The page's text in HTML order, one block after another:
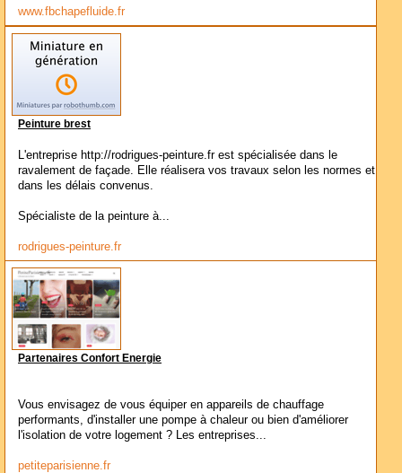
www.fbchapefluide.fr
Peinture brest
L'entreprise http://rodrigues-peinture.fr est spécialisée dans le
ravalement de façade. Elle réalisera vos travaux selon les normes et
dans les délais convenus.
Spécialiste de la peinture à...
rodrigues-peinture.fr
Partenaires Confort Energie
Vous envisagez de vous équiper en appareils de chauffage
performants, d'installer une pompe à chaleur ou bien d'améliorer
l'isolation de votre logement ? Les entreprises...
petiteparisienne.fr